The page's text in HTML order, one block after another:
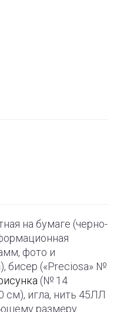
на бумаге (черно-
фото и
бисер («Preciosa» №
(№ 14
см), игла, нить 45ЛЛ
размеру